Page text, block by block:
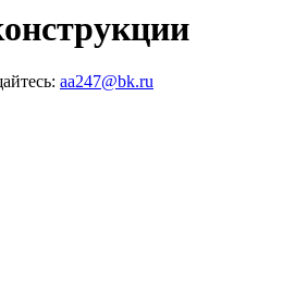
aa247@bk.ru